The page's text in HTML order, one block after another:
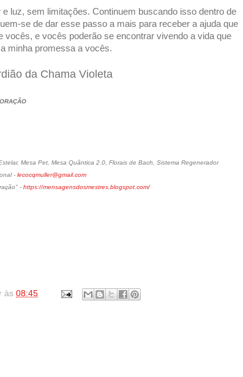
luz, sem limitações. Continuem buscando isso dentro de
se de dar esse passo a mais para receber a ajuda que
vocês, e vocês poderão se encontrar vivendo a vida que
minha promessa a vocês.
da Chama Violeta
Mesa Pet, Mesa Quântica 2.0, Florais de Bach, Sistema Regenerador
- lecocqmuller@gmail.com
- https://mensagensdosmestres.blogspot.com/
às 08:45